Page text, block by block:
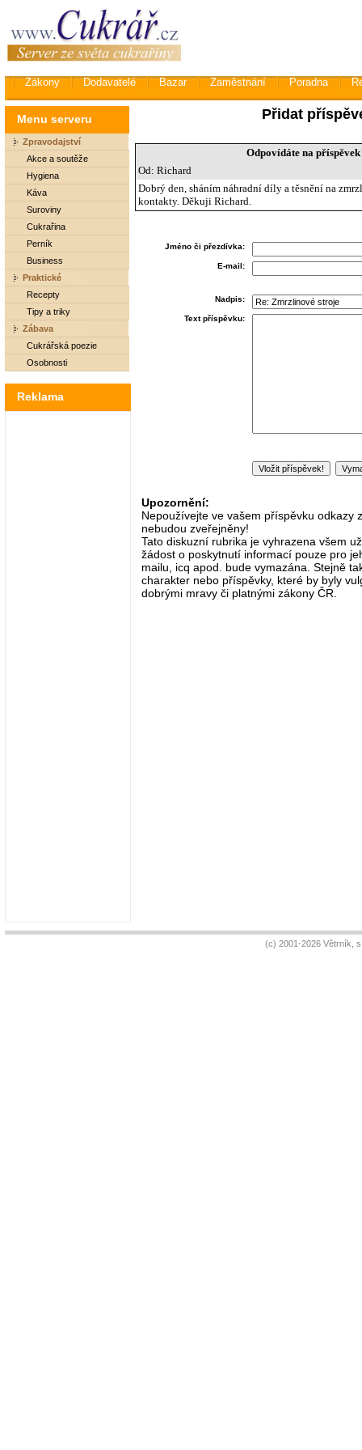
Zákony Dodavatelé Bazar Zaměstnání Poradna
Menu serveru
Zpravodajství
Akce a soutěže
Hygiena
Káva
Suroviny
Cukrařina
Perník
Business
Praktické
Recepty
Tipy a triky
Zábava
Cukrářská poezie
Osobnosti
Reklama
Přidat
Odpovídáte na
Od: Richard
Dobrý den, sháním náhradní díly a těsnění na
kontakty. Děkuji Richard.
Jméno či přezdívka:
E-mail:
Nadpis:
Text příspěvku:
Upozornění:
Nepoužívejte ve vašem příspěvku odkazy
nebudou zveřejněny!
Tato diskuzní rubrika je vyhrazena všem
žádost o poskytnutí informací pouze pro
mailu, icq apod. bude vymazána. Stejně
charakter nebo příspěvky, které by byly
dobrými mravy či platnými zákony ČR.
(c) 2001-2026 Větrník,